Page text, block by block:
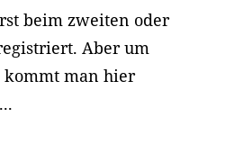
beim zweiten oder
Aber um
kommt man hier